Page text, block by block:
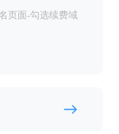
页面-勾选续费域